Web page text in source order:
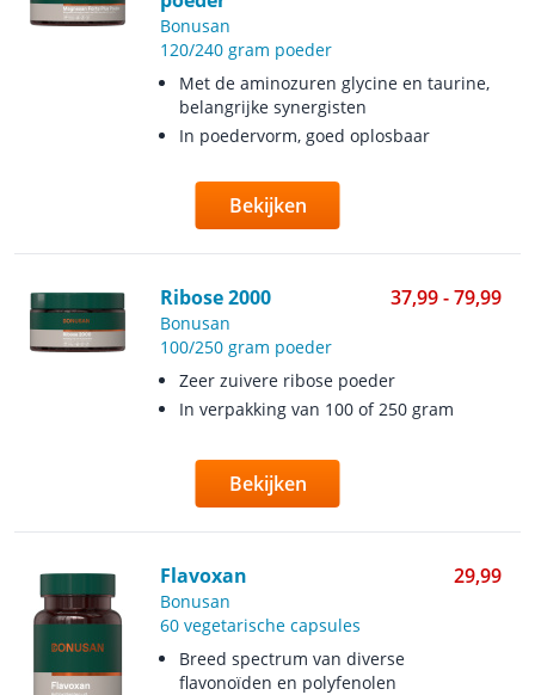
Bonusan
120/240 gram poeder
Met de aminozuren glycine en taurine,
belangrijke synergisten
In poedervorm, goed oplosbaar
Bekijken
Ribose 2000 37,99 - 79,99
Bonusan
100/250 gram poeder
Zeer zuivere ribose poeder
In verpakking van 100 of 250 gram
Bekijken
Flavoxan 29,99
Bonusan
60 vegetarische capsules
Breed spectrum van diverse
flavonoïden en polyfenolen